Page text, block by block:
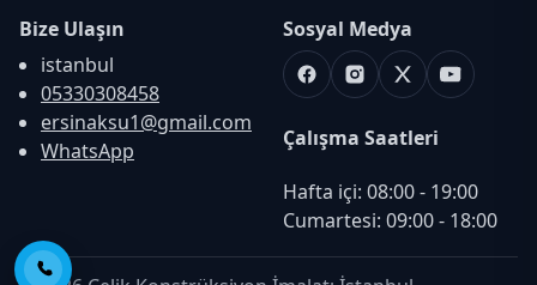
Bize Ulaşın
istanbul
05330308458
ersinaksu1@gmail.com
WhatsApp
Sosyal Medya
FacebookInstagram
X
Youtube
Çalışma Saatleri
Hafta içi: 08:00 - 19:00
Cumartesi: 09:00 - 18:00